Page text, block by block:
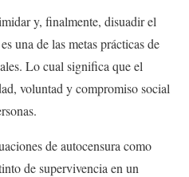
y, finalmente, disuadir el
una de las metas prácticas de
Lo cual significa que el
voluntad y compromiso social
de autocensura como
de supervivencia en un